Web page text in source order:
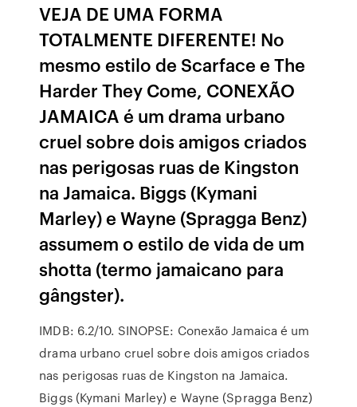
VEJA DE UMA FORMA
TOTALMENTE DIFERENTE! No
mesmo estilo de Scarface e The
Harder They Come, CONEXÃO
JAMAICA é um drama urbano
cruel sobre dois amigos criados
nas perigosas ruas de Kingston
na Jamaica. Biggs (Kymani
Marley) e Wayne (Spragga Benz)
assumem o estilo de vida de um
shotta (termo jamaicano para
gângster).
IMDB: 6.2/10. SINOPSE: Conexão Jamaica é um
drama urbano cruel sobre dois amigos criados
nas perigosas ruas de Kingston na Jamaica.
Biggs (Kymani Marley) e Wayne (Spragga Benz)